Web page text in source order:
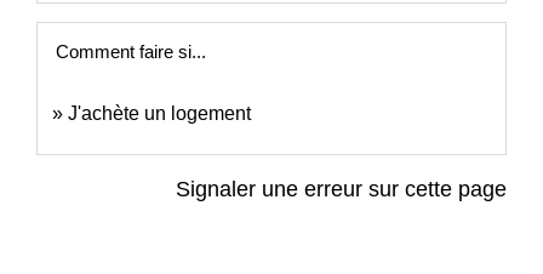
Comment faire si...
J'achète un logement
Signaler une erreur sur cette page